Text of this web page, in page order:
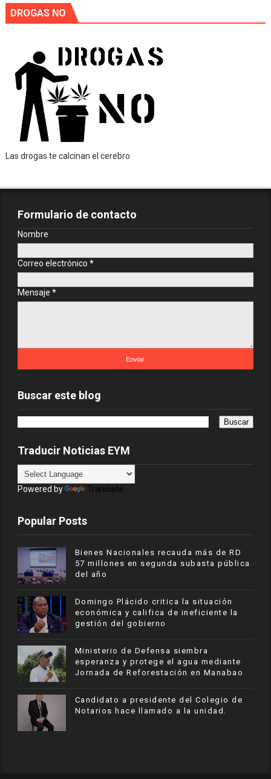
DROGAS NO
Las drogas te calcinan el cerebro
Formulario de contacto
Nombre
Correo electrónico *
Mensaje *
Buscar este blog
Traducir Noticias EYM
Powered by Translate
Popular Posts
Bienes Nacionales recauda más de RD
57 millones en segunda subasta pública
del año
​Domingo Plácido critica la situación
económica y califica de ineficiente la
gestión del gobierno
Ministerio de Defensa siembra
esperanza y protege el agua mediante
Jornada de Reforestación en Manabao
Candidato a presidente del Colegio de
Notarios hace llamado a la unidad.